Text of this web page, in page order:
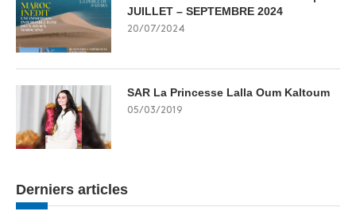
JUILLET – SEPTEMBRE 2024
20/07/2024
SAR La Princesse Lalla Oum Kaltoum
05/03/2019
Derniers articles